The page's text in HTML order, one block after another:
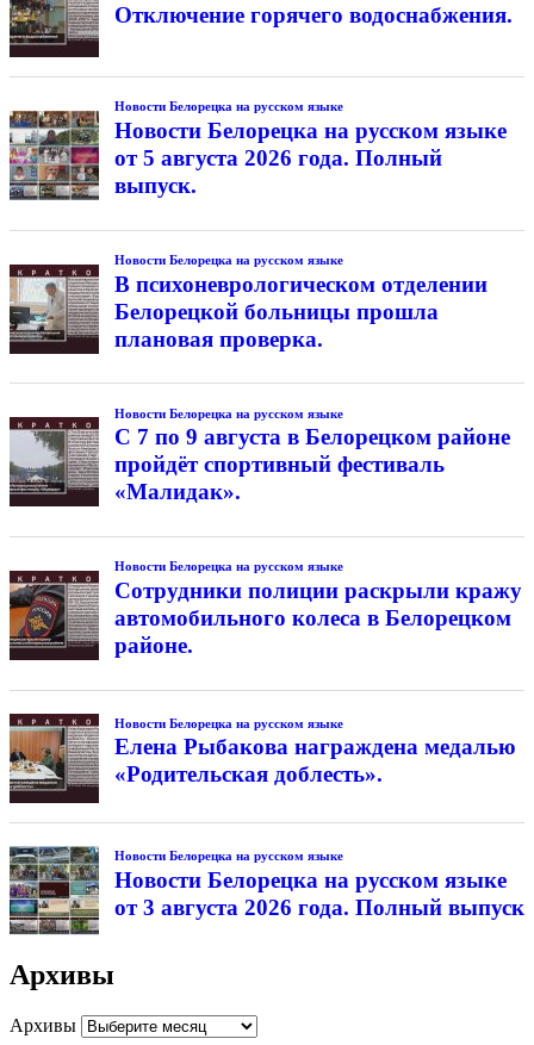
Отключение горячего водоснабжения.
Новости Белорецка на русском языке
Новости Белорецка на русском языке
от 5 августа 2026 года. Полный
выпуск.
Новости Белорецка на русском языке
В психоневрологическом отделении
Белорецкой больницы прошла
плановая проверка.
Новости Белорецка на русском языке
С 7 по 9 августа в Белорецком районе
пройдёт спортивный фестиваль
«Малидак».
Новости Белорецка на русском языке
Сотрудники полиции раскрыли кражу
автомобильного колеса в Белорецком
районе.
Новости Белорецка на русском языке
Елена Рыбакова награждена медалью
«Родительская доблесть».
Новости Белорецка на русском языке
Новости Белорецка на русском языке
от 3 августа 2026 года. Полный выпуск
Архивы
Архивы